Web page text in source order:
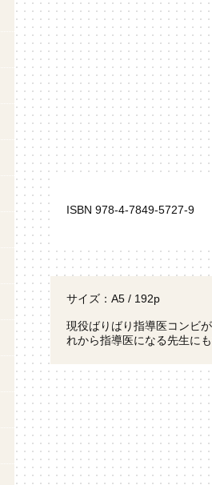
ISBN 978-4-7849-5727-9
サイズ：A5 / 192p
現役ばりばり指導医コンビ
れから指導医になる先生に